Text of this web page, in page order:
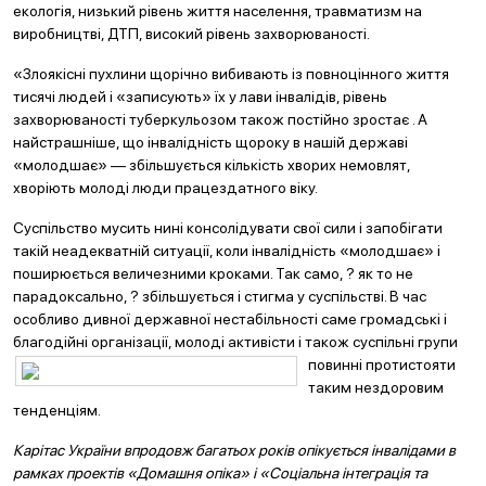
екологія, низький рівень життя населення, травматизм на
виробництві, ДТП, високий рівень захворюваності.
«Злоякісні пухлини щорічно вибивають із повноцінного життя
тисячі людей і «записують» їх у лави інвалідів, рівень
захворюваності туберкульозом також постійно зростає . А
найстрашніше, що інвалідність щороку в нашій державі
«молодшає» — збільшується кількість хворих немовлят,
хворіють молоді люди працездатного віку.
Суспільство мусить нині консолідувати свої сили і запобігати
такій неадекватній ситуації, коли інвалідність «молодшає» і
поширюється величезними кроками. Так само, ? як то не
парадоксально, ? збільшується і стигма у суспільстві. В час
особливо дивної державної нестабільності саме громадські і
благодійні організації, молоді активісти і також суспільні групи
повинні протистояти
таким нездоровим
тенденціям.
Карітас України впродовж багатьох років опікується інвалідами в
рамках проектів «Домашня опіка» і «Соціальна інтеграція та